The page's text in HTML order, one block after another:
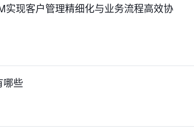
实现客户管理精细化与业务流程高效协
哪些